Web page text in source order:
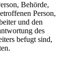
Behörde,
Person,
und den
des
befugt sind,